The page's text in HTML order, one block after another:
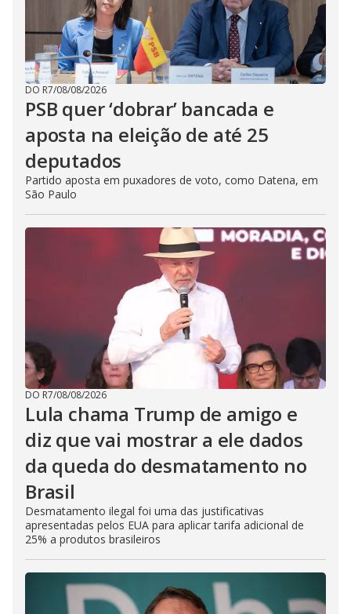
DO R7/08/08/2026
PSB quer ‘dobrar’ bancada e
aposta na eleição de até 25
deputados
Partido aposta em puxadores de voto, como Datena, em
São Paulo
DO R7/08/08/2026
Lula chama Trump de amigo e
diz que vai mostrar a ele dados
da queda do desmatamento no
Brasil
Desmatamento ilegal foi uma das justificativas
apresentadas pelos EUA para aplicar tarifa adicional de
25% a produtos brasileiros